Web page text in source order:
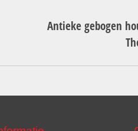
Next
Antieke gebogen